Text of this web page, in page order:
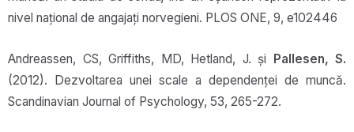
nivel național de angajați norvegieni. PLOS ONE, 9, e102446
Andreassen, CS, Griffiths, MD, Hetland, J. și Pallesen, S.
(2012). Dezvoltarea unei scale a dependenței de muncă.
Scandinavian Journal of Psychology, 53, 265-272.